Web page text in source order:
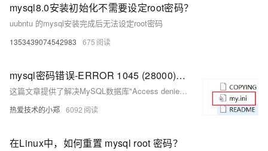
mysql8.0安装初始化不需要设定root密码？
uubntu 的mysql安装完成后无法设定root密码
1353439074542983 675
mysql密码错误-ERROR 1045 (28000): Access denied for user ‘root‘@‘localhost‘ (using passwor:yes)
这篇文章提供了解决MySQL数据库"Access denied for user 'root'@'localhost' (using password: YES)"错误的方法，通过跳过密码验证、修改root密码，然后重启服务来解决登录问题。
热爱技术的小郑 6092
在Linux中，如何重置 mysql root 密码？